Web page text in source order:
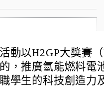
動以H2GP大獎賽
，推廣氫能燃料電
學生的科技創造力